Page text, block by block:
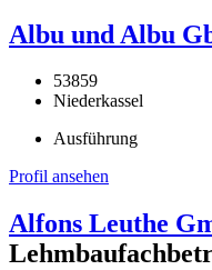
Albu und Albu
53859
Niederkassel
Ausführung
Profil ansehen
Alfons Leuthe